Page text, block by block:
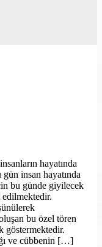
hayatında
insan hayatında
bu günde giyilecek
edilmektedir.
bu özel tören
göstermektedir.
ve cübbenin […]